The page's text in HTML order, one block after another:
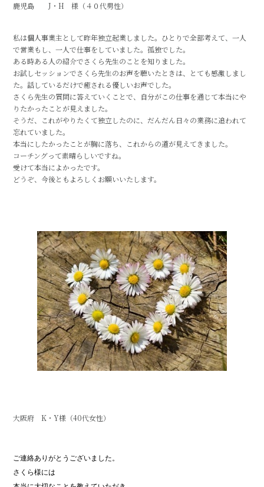
鹿児島 J・H 様（４０代男性）
私は個人事業主として昨年独立起業しました。ひとりで全部考えて、一人
で営業もし、一人で仕事をしていました。孤独でした。
ある時ある人の紹介でさくら先生のことを知りました。
お試しセッションでさくら先生のお声を聴いたときは、とても感激しまし
た。話しているだけで癒される優しいお声でした。
さくら先生の質問に答えていくことで、自分がこの仕事を通じて本当にや
りたかったことが見えました。
そうだ、これがやりたくて独立したのに、だんだん日々の業務に追われて
忘れていました。
本当にしたかったことが胸に落ち、これからの道が見えてきました。
コーチングって素晴らしいですね。
受けて本当によかったです。
どうぞ、今後ともよろしくお願いいたします。
大阪府 K・Y様（40代女性）
ご連絡ありがとうございました。
さくら様には